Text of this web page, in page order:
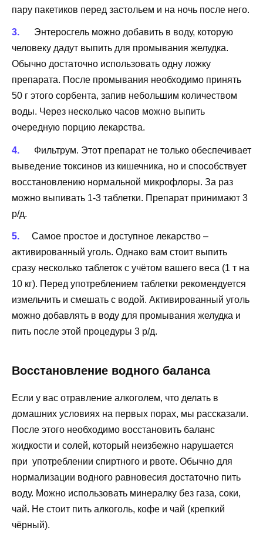
пару пакетиков перед застольем и на ночь после него.
Энтеросгель можно добавить в воду, которую
человеку дадут выпить для промывания желудка.
Обычно достаточно использовать одну ложку
препарата. После промывания необходимо принять
50 г этого сорбента, запив небольшим количеством
воды. Через несколько часов можно выпить
очередную порцию лекарства.
Фильтрум. Этот препарат не только обеспечивает
выведение токсинов из кишечника, но и способствует
восстановлению нормальной микрофлоры. За раз
можно выпивать 1-3 таблетки. Препарат принимают 3
р/д.
Самое простое и доступное лекарство –
активированный уголь. Однако вам стоит выпить
сразу несколько таблеток с учётом вашего веса (1 т на
10 кг). Перед употреблением таблетки рекомендуется
измельчить и смешать с водой. Активированный уголь
можно добавлять в воду для промывания желудка и
пить после этой процедуры 3 р/д.
Восстановление водного баланса
Если у вас отравление алкоголем, что делать в
домашних условиях на первых порах, мы рассказали.
После этого необходимо восстановить баланс
жидкости и солей, который неизбежно нарушается
при употреблении спиртного и рвоте. Обычно для
нормализации водного равновесия достаточно пить
воду. Можно использовать минералку без газа, соки,
чай. Не стоит пить алкоголь, кофе и чай (крепкий
чёрный).